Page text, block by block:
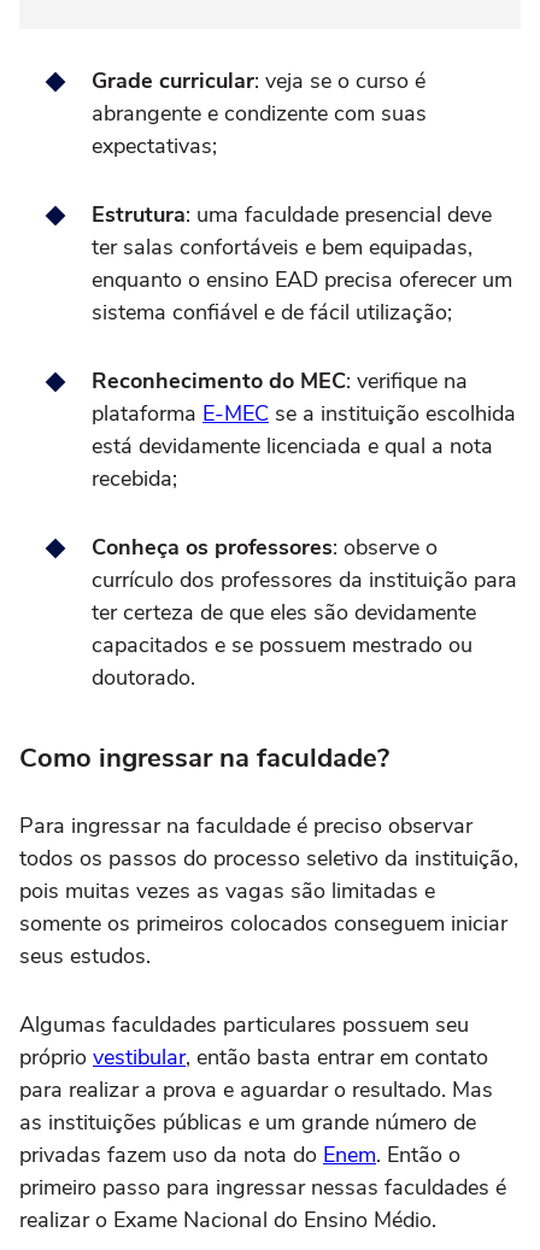
Grade curricular: veja se o curso é
abrangente e condizente com suas
expectativas;
Estrutura: uma faculdade presencial deve
ter salas confortáveis e bem equipadas,
enquanto o ensino EAD precisa oferecer um
sistema confiável e de fácil utilização;
Reconhecimento do MEC: verifique na
plataforma E-MEC se a instituição escolhida
está devidamente licenciada e qual a nota
recebida;
Conheça os professores: observe o
currículo dos professores da instituição para
ter certeza de que eles são devidamente
capacitados e se possuem mestrado ou
doutorado.
Como ingressar na faculdade?
Para ingressar na faculdade é preciso observar
todos os passos do processo seletivo da instituição,
pois muitas vezes as vagas são limitadas e
somente os primeiros colocados conseguem iniciar
seus estudos.
Algumas faculdades particulares possuem seu
próprio vestibular, então basta entrar em contato
para realizar a prova e aguardar o resultado. Mas
as instituições públicas e um grande número de
privadas fazem uso da nota do Enem. Então o
primeiro passo para ingressar nessas faculdades é
realizar o Exame Nacional do Ensino Médio.